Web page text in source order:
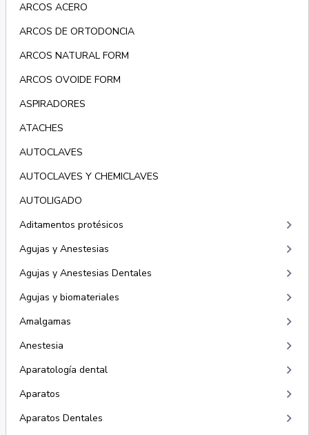
ARCOS ACERO
ARCOS DE ORTODONCIA
ARCOS NATURAL FORM
ARCOS OVOIDE FORM
ASPIRADORES
ATACHES
AUTOCLAVES
AUTOCLAVES Y CHEMICLAVES
AUTOLIGADO
Aditamentos protésicos
keyboard_arrow_right
Agujas y Anestesias keyboard_arrow_right
Agujas y Anestesias Dentales keyboard_arrow_right
Agujas y biomateriales keyboard_arrow_right
Amalgamas keyboard_arrow_right
Anestesia keyboard_arrow_right
Aparatología dental keyboard_arrow_right
Aparatos keyboard_arrow_right
Aparatos Dentales keyboard_arrow_right